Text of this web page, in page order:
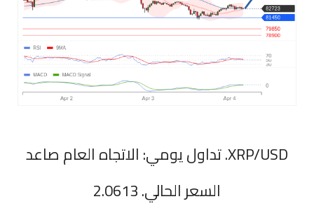
السعر الحالي. 2.0613